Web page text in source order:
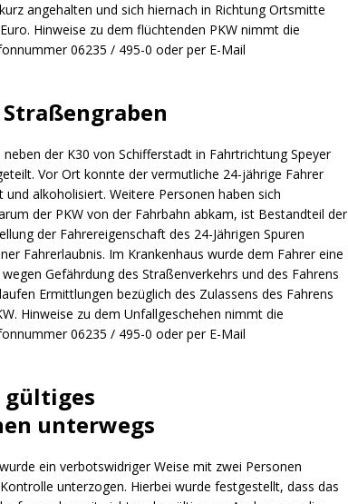
angehalten und sich hiernach in Richtung Ortsmitte
Hinweise zu dem flüchtenden PKW nimmt die
06235 / 495-0 oder per E-Mail
der K30 von Schifferstadt in Fahrtrichtung Speyer
Vor Ort konnte der vermutliche 24-jährige Fahrer
alkoholisiert. Weitere Personen haben sich
der PKW von der Fahrbahn abkam, ist Bestandteil der
der Fahrereigenschaft des 24-Jährigen Spuren
Fahrerlaubnis. Im Krankenhaus wurde dem Fahrer eine
Gefährdung des Straßenverkehrs und des Fahrens
Ermittlungen bezüglich des Zulassens des Fahrens
Hinweise zu dem Unfallgeschehen nimmt die
06235 / 495-0 oder per E-Mail
gültiges
unterwegs
ein verbotswidriger Weise mit zwei Personen
unterzogen. Hierbei wurde festgestellt, dass das